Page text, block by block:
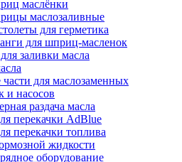
маслёнки
маслозаливные
для герметика
для шприц-масленок
заливки масла
части для маслозаменных
и насосов
раздача масла
перекачки AdBlue
перекачки топлива
жидкости
оборудование